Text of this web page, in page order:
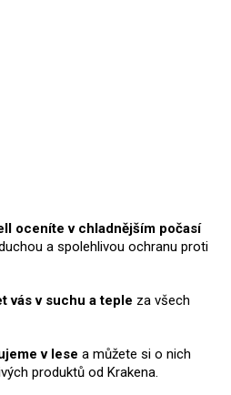
oceníte v chladnějším počasí
a spolehlivou ochranu proti
vás v suchu a teple za všech
v lese a můžete si o nich
produktů od Krakena.